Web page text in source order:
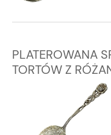
PLATEROWANA
TORTÓW Z